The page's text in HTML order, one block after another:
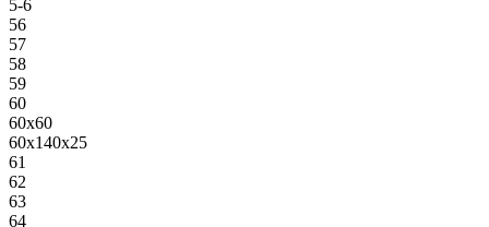
5-6
56
57
58
59
60
60х60
60х140х25
61
62
63
64